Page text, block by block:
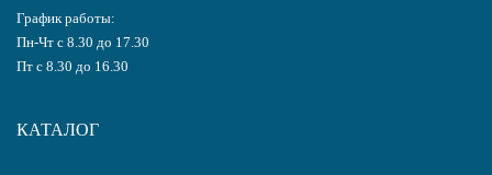
График работы:
Пн-Чт с 8.30 до 17.30
Пт с 8.30 до 16.30
КАТАЛОГ